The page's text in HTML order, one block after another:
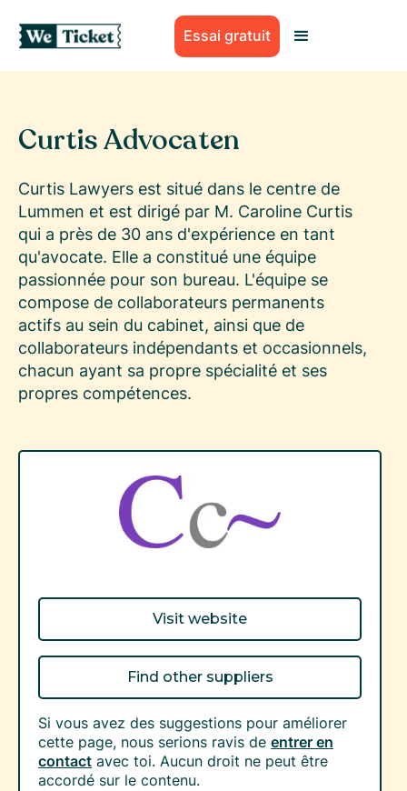
Essai gratuit
Curtis Advocaten
Curtis Lawyers est situé dans le centre de
Lummen et est dirigé par M. Caroline Curtis
qui a près de 30 ans d'expérience en tant
qu'avocate. Elle a constitué une équipe
passionnée pour son bureau. L'équipe se
compose de collaborateurs permanents
actifs au sein du cabinet, ainsi que de
collaborateurs indépendants et occasionnels,
chacun ayant sa propre spécialité et ses
propres compétences.
Visit website
Find other suppliers
Si vous avez des suggestions pour améliorer
cette page, nous serions ravis de entrer en
contact avec toi. Aucun droit ne peut être
accordé sur le contenu.